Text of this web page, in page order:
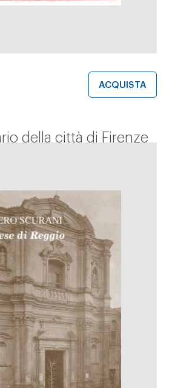
della città di Firenze
ACQUISTA